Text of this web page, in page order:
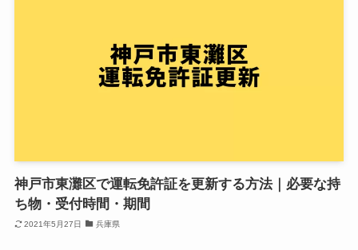
神戸市東灘区で運転免許証を更新する方法｜必要な持
ち物・受付時間・期間
2021年5月27日 兵庫県